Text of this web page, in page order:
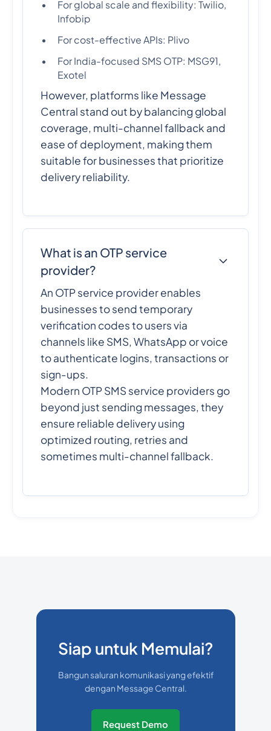
For global scale and flexibility: Twilio,
Infobip
For cost-effective APIs: Plivo
For India-focused SMS OTP: MSG91,
Exotel
However, platforms like Message
Central stand out by balancing global
coverage, multi-channel fallback and
ease of deployment, making them
suitable for businesses that prioritize
delivery reliability.
What is an OTP service
provider?
An OTP service provider enables
businesses to send temporary
verification codes to users via
channels like SMS, WhatsApp or voice
to authenticate logins, transactions or
sign-ups.
Modern OTP SMS service providers go
beyond just sending messages, they
ensure reliable delivery using
optimized routing, retries and
sometimes multi-channel fallback.
Siap untuk Memulai?
Bangun saluran komunikasi yang efektif
dengan Message Central.
Request Demo